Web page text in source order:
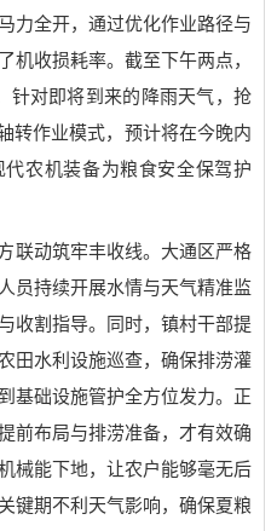
力全开，通过优化作业路径与
机收损耗率。截至下午两点，
针对即将到来的降雨天气，抢
转作业模式，预计将在今晚内
农机装备为粮食安全保驾护
联动筑牢丰收线。大通区严格
员持续开展水情与天气精准监
收割指导。同时，镇村干部提
田水利设施巡查，确保排涝灌
基础设施管护全方位发力。正
前布局与排涝准备，才有效确
械能下地，让农户能够毫无后
键期不利天气影响，确保夏粮